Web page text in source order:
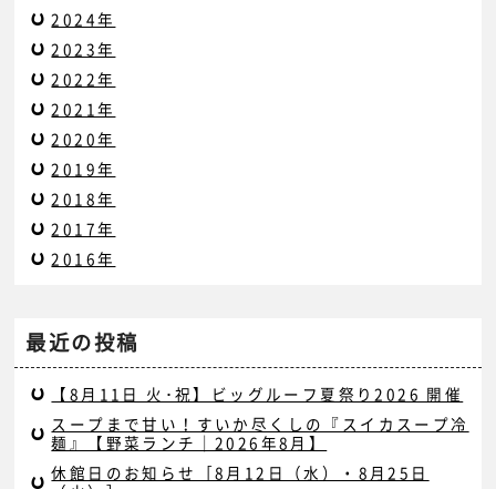
2024年
2023年
2022年
2021年
2020年
2019年
2018年
2017年
2016年
最近の投稿
【8月11日 火･祝】ビッグルーフ夏祭り2026 開催
スープまで甘い！すいか尽くしの『スイカスープ冷
麺』【野菜ランチ｜2026年8月】
休館日のお知らせ［8月12日（水）・8月25日